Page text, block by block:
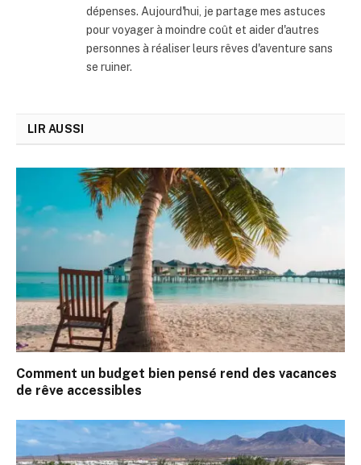
dépenses. Aujourd'hui, je partage mes astuces
pour voyager à moindre coût et aider d'autres
personnes à réaliser leurs rêves d'aventure sans
se ruiner.
LIR AUSSI
Comment un budget bien pensé rend des vacances
de rêve accessibles